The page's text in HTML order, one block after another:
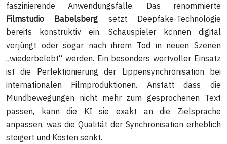
faszinierende Anwendungsfälle. Das renommierte
Filmstudio Babelsberg setzt Deepfake-Technologie
bereits konstruktiv ein. Schauspieler können digital
verjüngt oder sogar nach ihrem Tod in neuen Szenen
„wiederbelebt“ werden. Ein besonders wertvoller Einsatz
ist die Perfektionierung der Lippensynchronisation bei
internationalen Filmproduktionen. Anstatt dass die
Mundbewegungen nicht mehr zum gesprochenen Text
passen, kann die KI sie exakt an die Zielsprache
anpassen, was die Qualität der Synchronisation erheblich
steigert und Kosten senkt.